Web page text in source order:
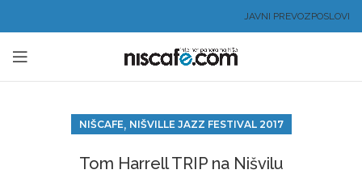
JAVNI PREVOZPOSLOVI
NIŠCAFE, NIŠVILLE JAZZ FESTIVAL 2017
Tom Harrell TRIP na Nišvilu